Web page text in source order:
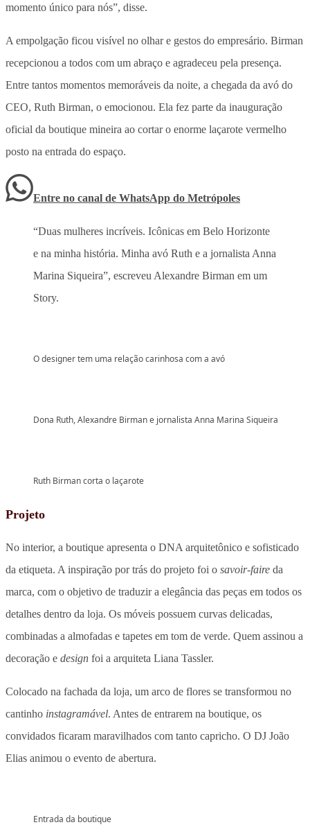
momento único para nós”, disse.
A empolgação ficou visível no olhar e gestos do empresário. Birman
recepcionou a todos com um abraço e agradeceu pela presença.
Entre tantos momentos memoráveis da noite, a chegada da avó do
CEO, Ruth Birman, o emocionou. Ela fez parte da inauguração
oficial da boutique mineira ao cortar o enorme laçarote vermelho
posto na entrada do espaço.
Entre no canal de WhatsApp do Metrópoles
“Duas mulheres incríveis. Icônicas em Belo Horizonte
e na minha história. Minha avó Ruth e a jornalista Anna
Marina Siqueira”, escreveu Alexandre Birman em um
Story.
O designer tem uma relação carinhosa com a avó
Dona Ruth, Alexandre Birman e jornalista Anna Marina Siqueira
Ruth Birman corta o laçarote
Projeto
No interior, a boutique apresenta o DNA arquitetônico e sofisticado
da etiqueta. A inspiração por trás do projeto foi o savoir-faire da
marca, com o objetivo de traduzir a elegância das peças em todos os
detalhes dentro da loja. Os móveis possuem curvas delicadas,
combinadas a almofadas e tapetes em tom de verde. Quem assinou a
decoração e design foi a arquiteta Liana Tassler.
Colocado na fachada da loja, um arco de flores se transformou no
cantinho instagramável. Antes de entrarem na boutique, os
convidados ficaram maravilhados com tanto capricho. O DJ João
Elias animou o evento de abertura.
Entrada da boutique